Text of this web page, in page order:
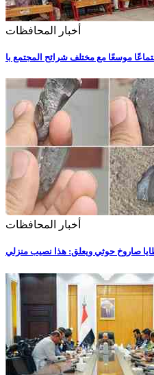
أخبار المحافظات
أخبار المحافظات